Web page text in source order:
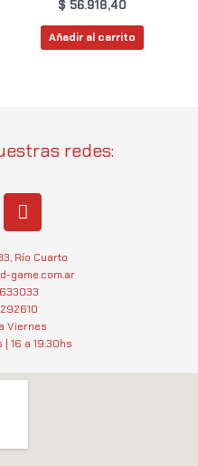
$ 56.918,40
Añadir al carrito
redes:
W
h
t
s
a
p
p
Río Cuarto
game.com.ar
Viernes
| 16 a 19:30hs